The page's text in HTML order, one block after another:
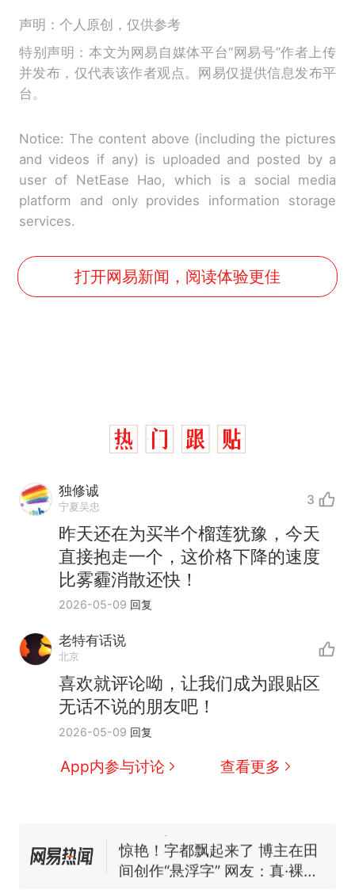
声明：个人原创，仅供参考
特别声明：本文为网易自媒体平台“网易号”作者上传
并发布，仅代表该作者观点。网易仅提供信息发布平
台。
Notice: The content above (including the pictures
and videos if any) is uploaded and posted by a
user of NetEase Hao, which is a social media
platform and only provides information storage
services.
打开网易新闻，阅读体验更佳
独修诚
宁夏吴忠 3
昨天还在为买半个榴莲犹豫，今天
直接抱走一个，这价格下降的速度
比雾霾消散还快！
2026-05-09 回复
老特有话说
北京
喜欢就评论呦，让我们成为跟贴区
无话不说的朋友吧！
2026-05-09 回复
App内参与讨论 查看更多
热
传，院方回应：喻良教授已卸
任院长一职，不清楚辞职信来
源；曾用手绘图做头像
新 费大厨“全国小炒肉大王”称
号，仅凭视频评出？中国烹饪
协会回应
男子上山采菌偶然发现鸡枞菌
窝，原地守1天等它长大：挖了
140多朵
美国渔民钓获鲨鱼徒手将其拽
惊艳！字都飘起来了 博主在田
间创作“悬浮字” 网友：真·裸眼